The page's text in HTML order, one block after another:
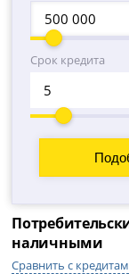
Срок кредита
наличными
Сравнить с